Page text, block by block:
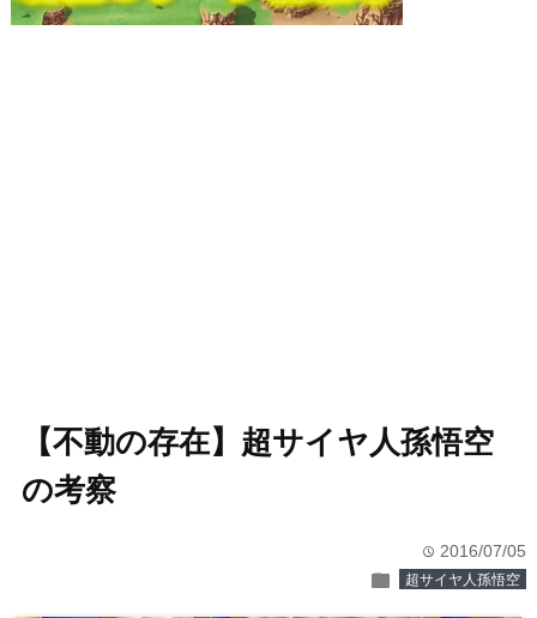
【不動の存在】超サイヤ人孫悟空
の考察
time 2016/07/05
folder 超サイヤ人孫悟空